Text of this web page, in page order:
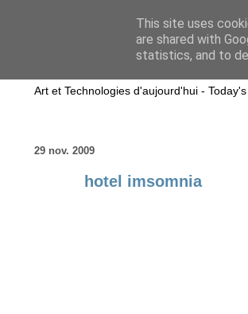
wwwART in VIVO
Art et Technologies d'aujourd'hui -
29 nov. 2009
hotel imsomnia
This site uses
are shared with
statistics, and to